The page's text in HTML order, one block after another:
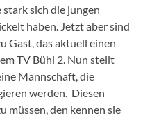
sich die jungen
haben. Jetzt aber sind
Gast, das aktuell einen
TV Bühl 2. Nun stellt
Mannschaft, die
werden. Diesen
müssen, den kennen sie